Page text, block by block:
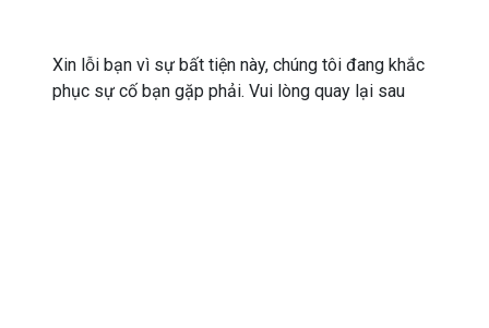
Xin lỗi bạn vì sự bất tiện này, chúng tôi đang khắc
phục sự cố bạn gặp phải. Vui lòng quay lại sau